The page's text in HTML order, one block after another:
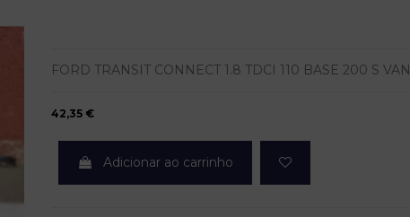
FORD TRANSIT CONNECT 1.8 TDCI 110 BASE 200 S VAN
42,35 €
Adicionar ao carrinho